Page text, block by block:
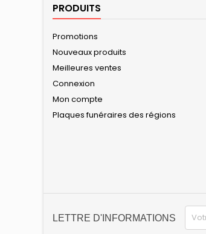
PRODUITS
Promotions
Nouveaux produits
Meilleures ventes
Connexion
Mon compte
Plaques funéraires des régions
LETTRE D'INFORMATIONS